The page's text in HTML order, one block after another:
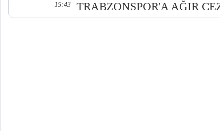
15:43 TRABZONSPOR'A AĞIR